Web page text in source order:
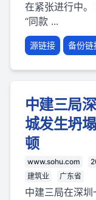
在紧张进行中
“同款 ...
源链接 备份链
中建三局
城发生坍塌
顿
www.sohu.com
建筑业
广东省
中建三局在深